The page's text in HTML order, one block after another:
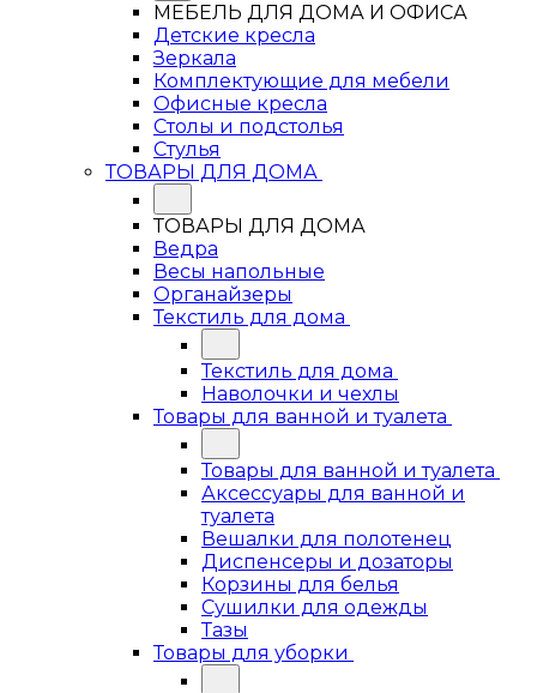
МЕБЕЛЬ ДЛЯ ДОМА И ОФИСА
Детские кресла
Зеркала
Комплектующие для мебели
Офисные кресла
Столы и подстолья
Стулья
ТОВАРЫ ДЛЯ ДОМА
ТОВАРЫ ДЛЯ ДОМА
Ведра
Весы напольные
Органайзеры
Текстиль для дома
Текстиль для дома
Наволочки и чехлы
Товары для ванной и туалета
Товары для ванной и туалета
Аксессуары для ванной и
туалета
Вешалки для полотенец
Диспенсеры и дозаторы
Корзины для белья
Сушилки для одежды
Тазы
Товары для уборки